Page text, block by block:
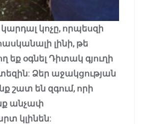
կոչը, որպեսզի
լինի, թե
եք օգնել Դիտակ գյուղի
Ձեր աջակցության
շատ են զգում, որի
անչափ
կլինեն: